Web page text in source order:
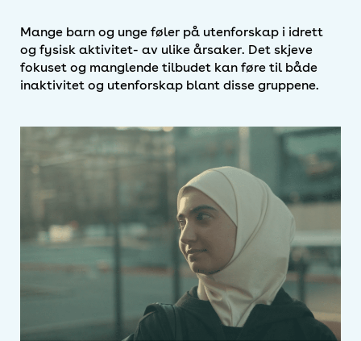
Mange barn og unge føler på utenforskap i idrett
og fysisk aktivitet- av ulike årsaker. Det skjeve
fokuset og manglende tilbudet kan føre til både
inaktivitet og utenforskap blant disse gruppene.